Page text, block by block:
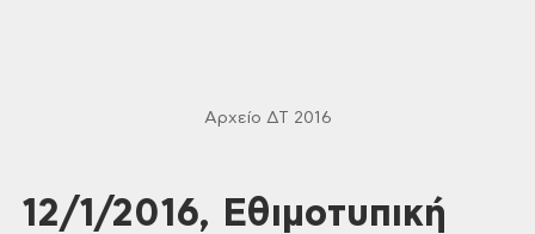
Αρχείο ΔΤ 2016
12/1/2016, Εθιμοτυπική